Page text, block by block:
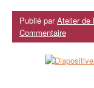
Publié parAtelier de
Commentaire